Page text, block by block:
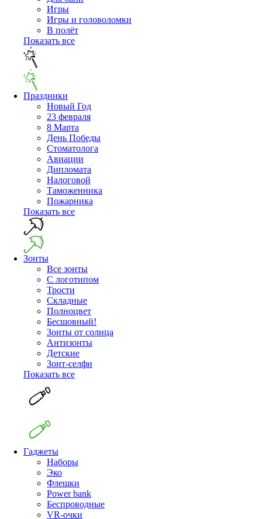
Игры
Игры и головоломки
В полёт
Показать все
Праздники
Новый Год
23 февраля
8 Марта
День Победы
Cтоматолога
Авиации
Дипломата
Налоговой
Таможенника
Пожарника
Показать все
Зонты
Все зонты
С логотипом
Трости
Складные
Полноцвет
Бесшовный!
Зонты от солнца
Антизонты
Детские
Зонт-селфи
Показать все
Гаджеты
Наборы
Эко
Флешки
Power bank
Беспроводные
VR-очки